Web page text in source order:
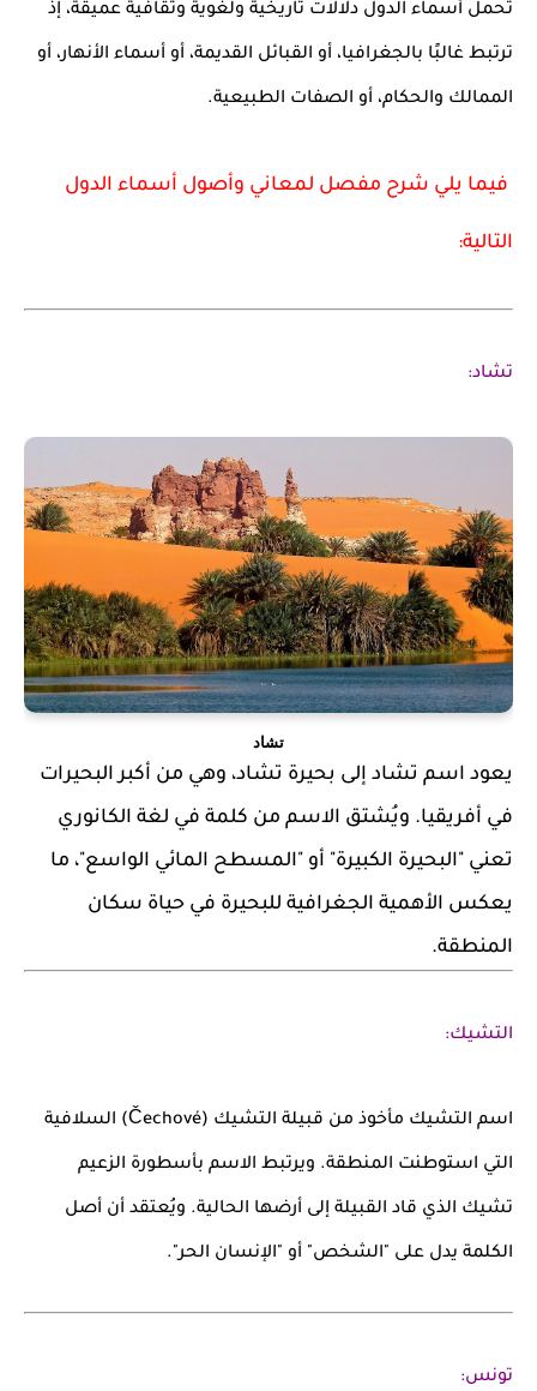
تحمل أسماء الدول دلالات تاريخية ولغوية وثقافية عميقة، إذ
ترتبط غالبًا بالجغرافيا، أو القبائل القديمة، أو أسماء الأنهار، أو
الممالك والحكام، أو الصفات الطبيعية.
فيما يلي شرح مفصل لمعاني وأصول أسماء الدول
التالية:
تشاد:
تشاد
يعود اسم تشاد إلى بحيرة تشاد، وهي من أكبر البحيرات
في أفريقيا. ويُشتق الاسم من كلمة في لغة الكانوري
تعني "البحيرة الكبيرة" أو "المسطح المائي الواسع"، ما
يعكس الأهمية الجغرافية للبحيرة في حياة سكان
المنطقة.
التشيك:
اسم التشيك مأخوذ من قبيلة التشيك (Čechové) السلافية
التي استوطنت المنطقة. ويرتبط الاسم بأسطورة الزعيم
تشيك الذي قاد القبيلة إلى أرضها الحالية. ويُعتقد أن أصل
الكلمة يدل على "الشخص" أو "الإنسان الحر".
تونس: